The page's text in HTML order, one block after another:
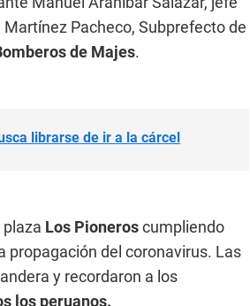
Pacheco, Subprefecto de
de Majes.
librarse de ir a la cárcel
Los Pioneroscumpliendo
propagación del coronavirus. Las
y recordaron a los
los peruanos.